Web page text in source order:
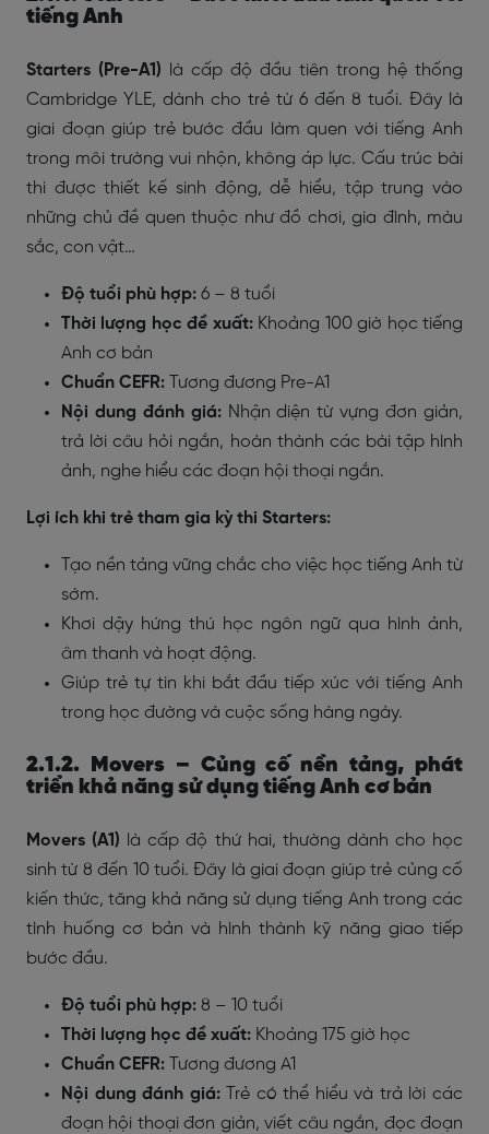
tiếng Anh
Starters (Pre-A1) là cấp độ đầu tiên trong hệ thống
Cambridge YLE, dành cho trẻ từ 6 đến 8 tuổi. Đây là
giai đoạn giúp trẻ bước đầu làm quen với tiếng Anh
trong môi trường vui nhộn, không áp lực. Cấu trúc bài
thi được thiết kế sinh động, dễ hiểu, tập trung vào
những chủ đề quen thuộc như đồ chơi, gia đình, màu
sắc, con vật…
Độ tuổi phù hợp: 6 – 8 tuổi
Thời lượng học đề xuất:Khoảng 100 giờ học tiếng
Anh cơ bản
Chuẩn CEFR: Tương đương Pre-A1
Nội dung đánh giá:Nhận diện từ vựng đơn giản,
trả lời câu hỏi ngắn, hoàn thành các bài tập hình
ảnh, nghe hiểu các đoạn hội thoại ngắn.
Lợi ích khi trẻ tham gia kỳ thi Starters:
Tạo nền tảng vững chắc cho việc học tiếng Anh từ
sớm.
Khơi dậy hứng thú học ngôn ngữ qua hình ảnh,
âm thanh và hoạt động.
Giúp trẻ tự tin khi bắt đầu tiếp xúc với tiếng Anh
trong học đường và cuộc sống hàng ngày.
2.1.2. Movers – Củng cố nền tảng, phát
triển khả năng sử dụng tiếng Anh cơ bản
Movers (A1) là cấp độ thứ hai, thường dành cho học
sinh từ 8 đến 10 tuổi. Đây là giai đoạn giúp trẻ củng cố
kiến thức, tăng khả năng sử dụng tiếng Anh trong các
tình huống cơ bản và hình thành kỹ năng giao tiếp
bước đầu.
Độ tuổi phù hợp: 8 – 10 tuổi
Thời lượng học đề xuất: Khoảng 175 giờ học
Chuẩn CEFR: Tương đương A1
Nội dung đánh giá:Trẻ có thể hiểu và trả lời các
đoạn hội thoại đơn giản, viết câu ngắn, đọc đoạn